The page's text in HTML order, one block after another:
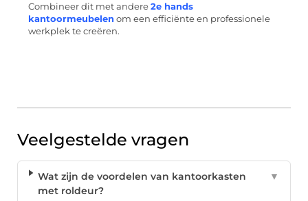
Combineer dit met andere 2e hands
kantoormeubelen om een efficiënte en professionele
werkplek te creëren.
Veelgestelde vragen
Wat zijn de voordelen van kantoorkasten
met roldeur?
▼